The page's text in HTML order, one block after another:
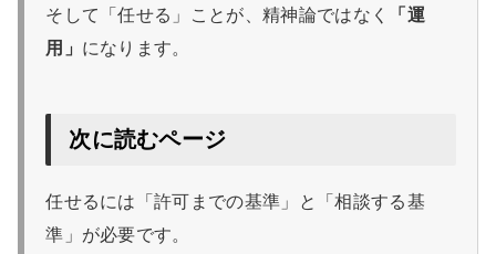
そして「任せる」ことが、精神論ではなく
「運
用」 になります。
次に読むページ
任せるには「許可までの基準」と「相談する基
準」が必要です。